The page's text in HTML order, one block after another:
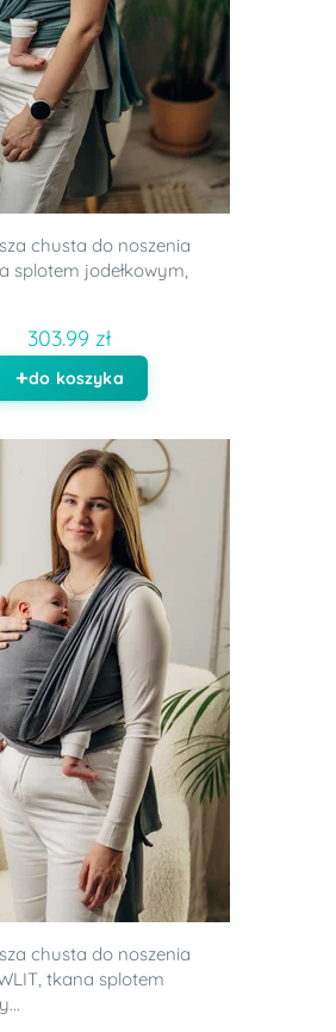
chusta do noszenia
splotem jodełkowym,
303.99 zł
do koszyka
chusta do noszenia
tkana splotem